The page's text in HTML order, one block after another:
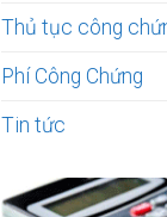
Thủ tục công
Phí Công Chứng
Tin tức